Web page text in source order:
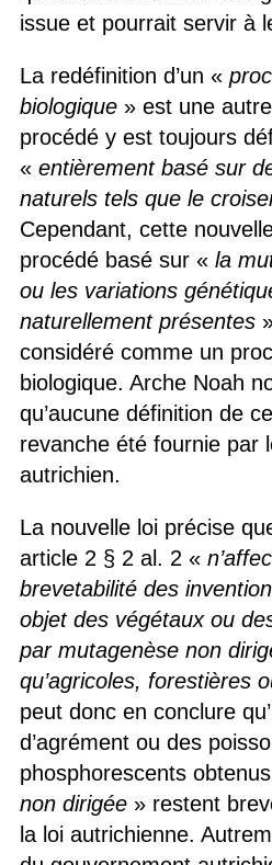
issue et pourrait servir à
La redéfinition d’un «
biologique» est une
procédé y est toujours
« entièrement basé sur
naturels tels que le
Cependant, cette
procédé basé sur « la
ou les variations
naturellement présentes
considéré comme un
biologique. Arche Noah
qu’aucune définition de
revanche été fournie par
autrichien.
La nouvelle loi précise
article 2 § 2 al. 2 «
brevetabilité des
objet des végétaux ou
par mutagenèse non
qu’agricoles, forestières
peut donc en conclure
d’agrément ou des
phosphorescents
non dirigée» restent
la loi autrichienne.